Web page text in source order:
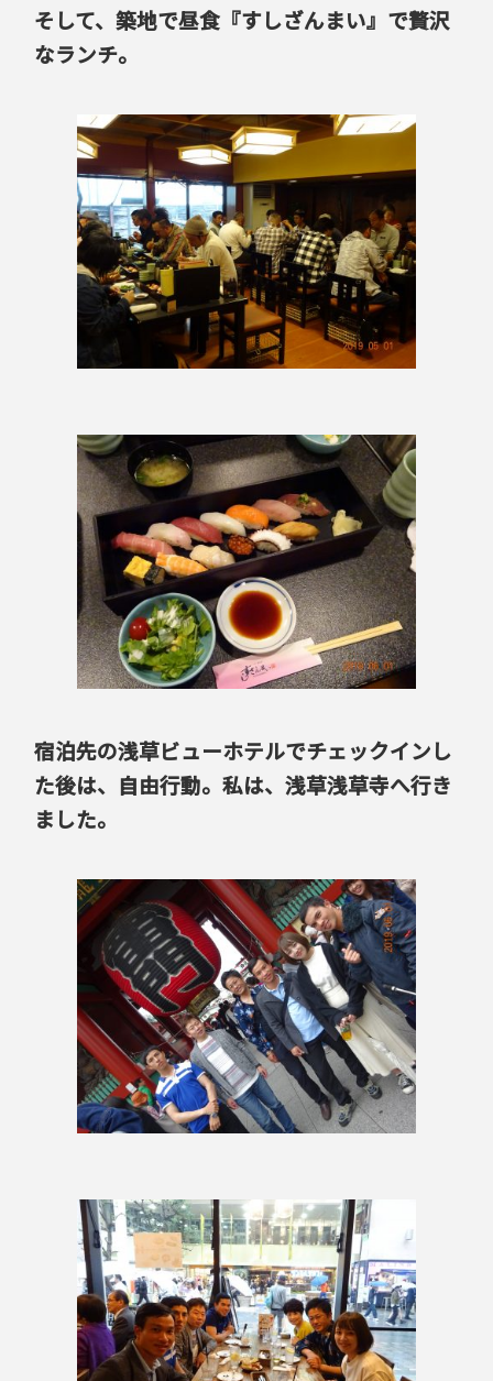
そして、築地で昼食『すしざんまい』で贅沢
なランチ。
宿泊先の浅草ビューホテルでチェックインし
た後は、自由行動。私は、浅草浅草寺へ行き
ました。